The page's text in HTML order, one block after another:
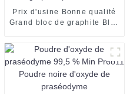
Prix ​​d'usine Bonne qualité
Grand bloc de graphite Bloc
personnalisé Bloc carré de
graphite pour fours